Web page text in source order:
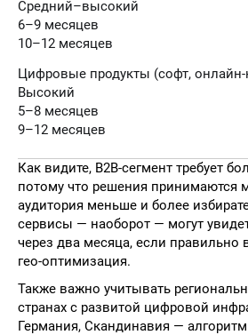
Средний–высокий
6–9 месяцев
10–12 месяцев
Цифровые продукты (софт,
Высокий
5–8 месяцев
9–12 месяцев
Как видите, B2B-сегмент требует
потому что решения принимаются
аудитория меньше и более
сервисы — наоборот — могут
через два месяца, если
гео-оптимизация.
Также важно учитывать
странах с развитой цифровой
Германия, Скандинавия —